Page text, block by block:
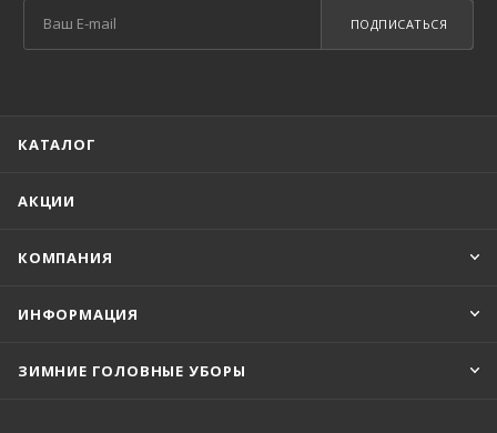
ПОДПИСАТЬСЯ
КАТАЛОГ
АКЦИИ
КОМПАНИЯ
ИНФОРМАЦИЯ
ЗИМНИЕ ГОЛОВНЫЕ УБОРЫ